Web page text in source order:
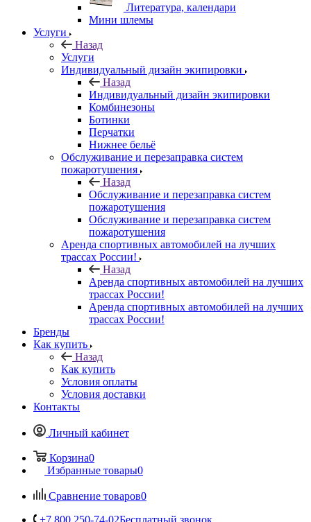
Литература, календари
Мини шлемы
Услуги
Назад
Услуги
Индивидуальный дизайн экипировки
Назад
Индивидуальный дизайн экипировки
Комбинезоны
Ботинки
Перчатки
Нижнее бельё
Обслуживание и перезаправка систем
пожаротушения
Назад
Обслуживание и перезаправка систем
пожаротушения
Обслуживание и перезаправка систем
пожаротушения
Аренда спортивных автомобилей на лучших
трассах России!
Назад
Аренда спортивных автомобилей на лучших
трассах России!
Аренда спортивных автомобилей на лучших
трассах России!
Бренды
Как купить
Назад
Как купить
Условия оплаты
Условия доставки
Контакты
Личный кабинет
Корзина0
Избранные товары0
Сравнение товаров0
+7 800 250-74-02Бесплатный звонок